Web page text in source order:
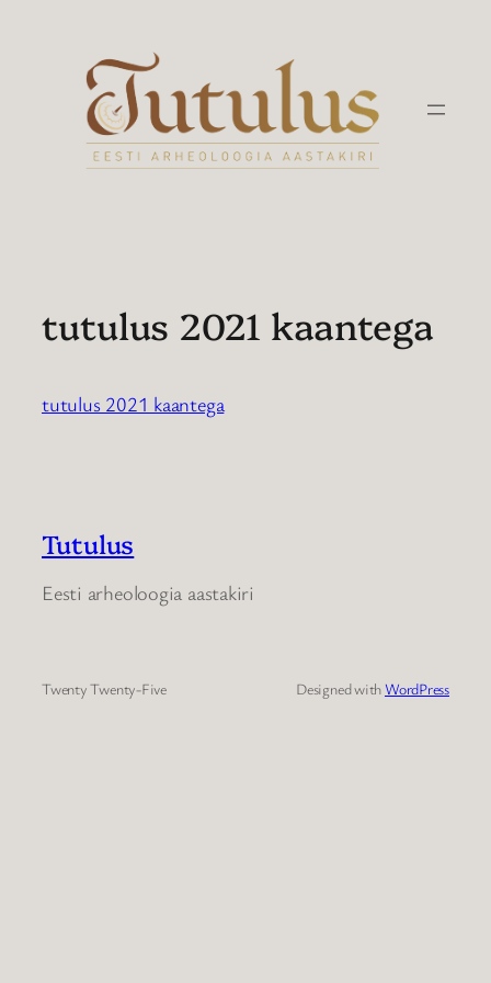
tutulus 2021 kaantega
tutulus 2021 kaantega
Tutulus
Eesti arheoloogia aastakiri
Twenty Twenty-Five Designed with WordPress